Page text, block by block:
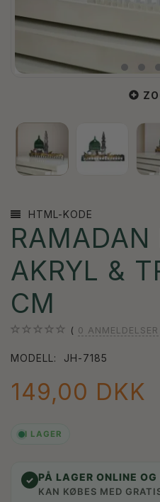
HTML-KODE
RAMADAN
AKRYL &
CM
0 ANMELDELSER
MODELL: JH-7185
149,00 DKK
I LAGER
✓ PÅ LAGER ONLINE OG
KAN KØBES MED